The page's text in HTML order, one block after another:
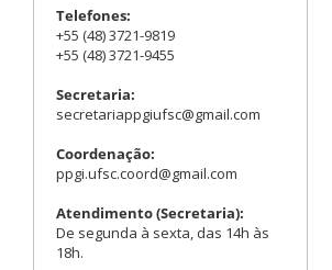
Telefones:
+55 (48) 3721-9819
+55 (48) 3721-9455
Secretaria:
secretariappgiufsc@gmail.com
Coordenação:
ppgi.ufsc.coord@gmail.com
Atendimento (Secretaria):
De segunda à sexta, das 14h às
18h.